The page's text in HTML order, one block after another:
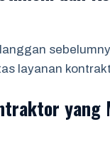
layanan
yang